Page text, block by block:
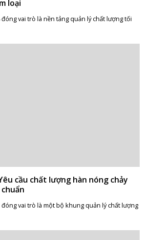
loại
đóng vai trò là nền tảng quản lý chất lượng tối
cầu chất lượng hàn nóng chảy
đóng vai trò là một bộ khung quản lý chất lượng